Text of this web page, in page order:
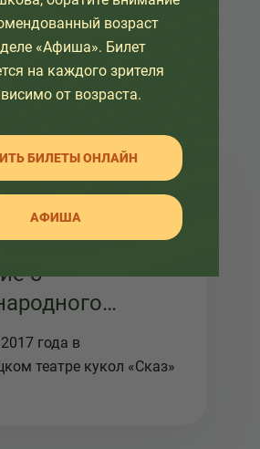
8
Кукла в
руках
года в
театре кукол «Сказ»
возраст
«Афиша». Билет
на каждого зрителя
от возраста.
БИЛЕТЫ ОНЛАЙН
АФИША